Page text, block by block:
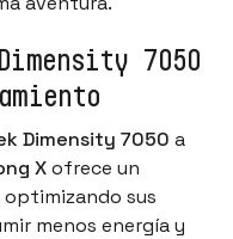
7050
Dimensity 7050 a
Xofrece un
sus
menos energía y